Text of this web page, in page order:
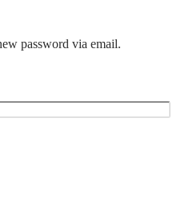
password via email.